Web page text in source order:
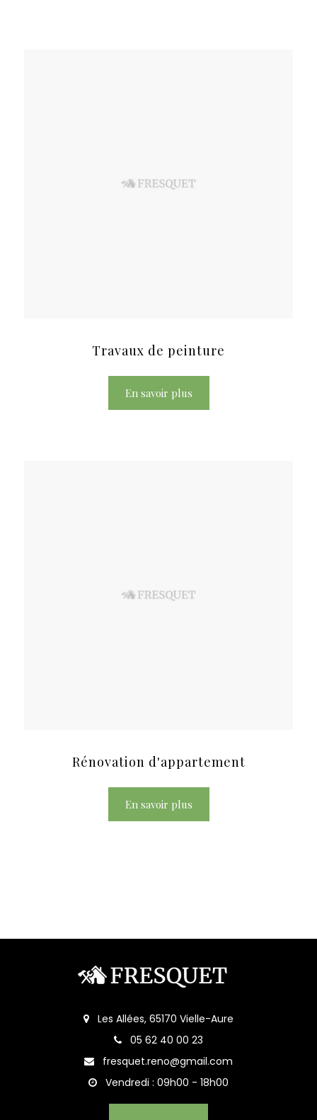
Travaux de peinture
En savoir plus
Rénovation d'appartement
En savoir plus
Les Allées, 65170 Vielle-Aure
05 62 40 00 23
fresquet.reno@gmail.com
Vendredi : 09h00 - 18h00